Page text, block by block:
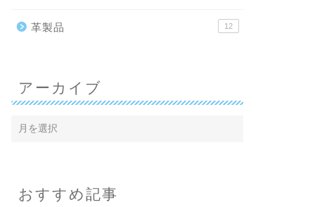
革製品 12
アーカイブ
おすすめ記事